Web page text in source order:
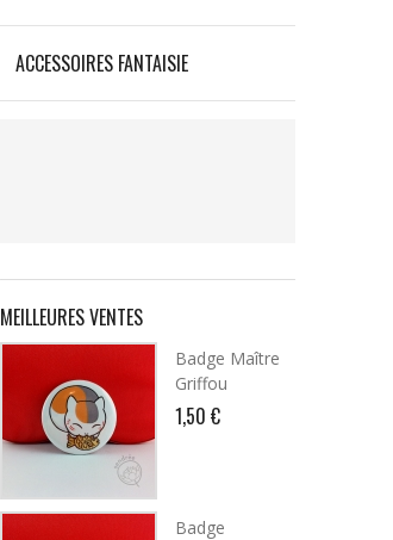
ACCESSOIRES FANTAISIE
MEILLEURES VENTES
Badge Maître
Griffou
1,50 €
Badge